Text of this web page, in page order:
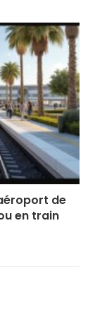
de
en train